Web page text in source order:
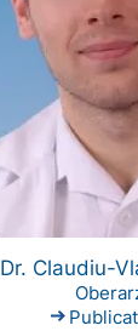
Dr. Claudiu-